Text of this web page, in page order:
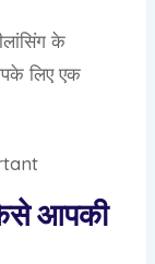
के
लिए एक
कैसे आपकी